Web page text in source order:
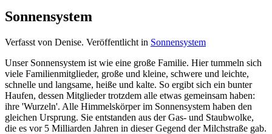
Sonnensystem
Verfasst von Denise. Veröffentlicht in Sonnensystem
Unser Sonnensystem ist wie eine große Familie. Hier tummeln sich
viele Familienmitglieder, große und kleine, schwere und leichte,
schnelle und langsame, heiße und kalte. So ergibt sich ein bunter
Haufen, dessen Mitglieder trotzdem alle etwas gemeinsam haben:
ihre 'Wurzeln'. Alle Himmelskörper im Sonnensystem haben den
gleichen Ursprung. Sie entstanden aus der Gas- und Staubwolke,
die es vor 5 Milliarden Jahren in dieser Gegend der Milchstraße gab.